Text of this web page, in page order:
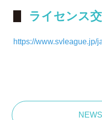
ライセンス
https://www.svleague.jp/